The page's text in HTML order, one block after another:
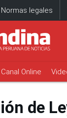
Normas legales
Canal Online
de